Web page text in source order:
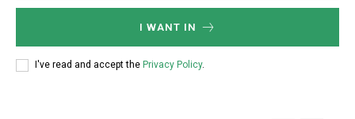
I WANT IN
I've read and accept the Privacy Policy.